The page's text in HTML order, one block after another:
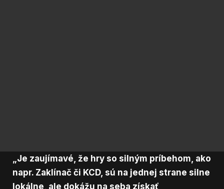
„Je zaujímavé, že hry so silným príbehom, ako
napr. Zaklínač či KCD, sú na jednej strane silne
lokálne, ale dokážu na seba získať